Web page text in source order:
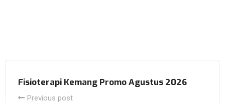
Fisioterapi Kemang Promo Agustus 2026
Previous post